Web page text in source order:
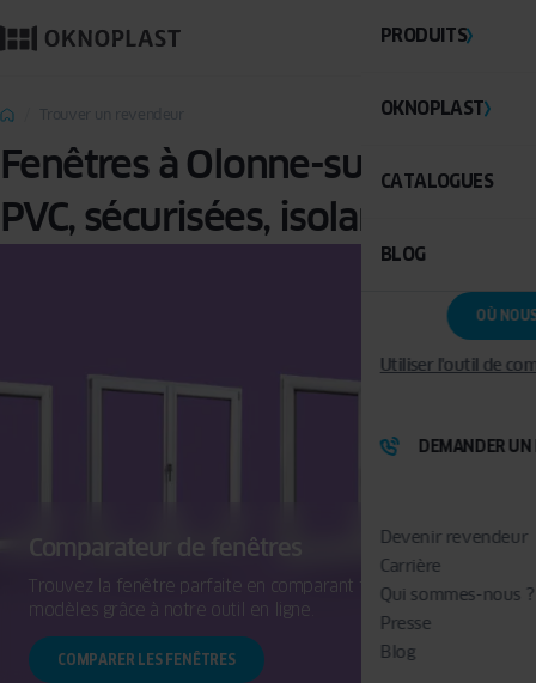
PRODUITS
OKNOPLAST
CATALOGUES
BLOG
OÙ
Utiliser l'outil de
DEMANDER UN
Devenir revendeur
Carrière
Qui sommes-nous ?
Presse
Blog
Fenêtres à Olonne-sur-Mer :
PVC, sécurisées, isolantes
Comparateur de fenêtres
Trouvez la fenêtre parfaite en comparant facilement les
modèles grâce à notre outil en ligne.
COMPARER LES FENÊTRES